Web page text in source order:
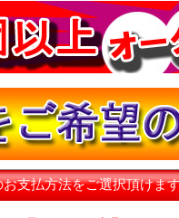
支払方法をご選択頂けま